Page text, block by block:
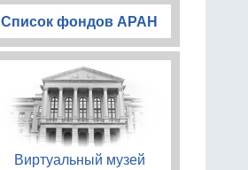
Список фондов АРАН
Виртуальный музей